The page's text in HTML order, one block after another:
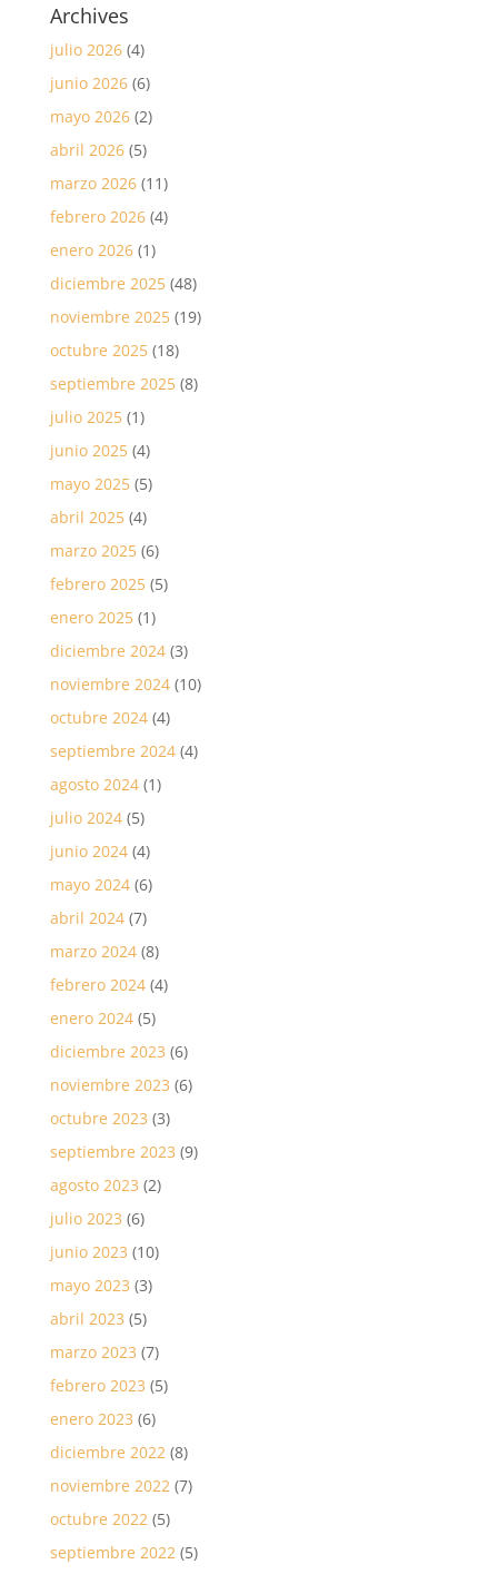
Archives
julio 2026(4)
junio 2026(6)
mayo 2026(2)
abril 2026(5)
marzo 2026(11)
febrero 2026(4)
enero 2026(1)
diciembre 2025(48)
noviembre 2025(19)
octubre 2025(18)
septiembre 2025(8)
julio 2025(1)
junio 2025(4)
mayo 2025(5)
abril 2025(4)
marzo 2025(6)
febrero 2025(5)
enero 2025(1)
diciembre 2024(3)
noviembre 2024(10)
octubre 2024(4)
septiembre 2024(4)
agosto 2024(1)
julio 2024(5)
junio 2024(4)
mayo 2024(6)
abril 2024(7)
marzo 2024(8)
febrero 2024(4)
enero 2024(5)
diciembre 2023 (6)
noviembre 2023 (6)
octubre 2023 (3)
septiembre 2023 (9)
agosto 2023 (2)
julio 2023 (6)
junio 2023 (10)
mayo 2023 (3)
abril 2023 (5)
marzo 2023 (7)
febrero 2023 (5)
enero 2023 (6)
diciembre 2022(8)
noviembre 2022(7)
octubre 2022(5)
septiembre 2022(5)